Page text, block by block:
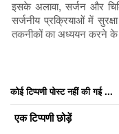
इसके अलावा, सर्जन और
सर्जनीय प्रक्रियाओं में
तकनीकों का अध्ययन करने के
कोई टिप्पणी पोस्ट नहीं की गई ...
एक टिप्पणी छोड़ें